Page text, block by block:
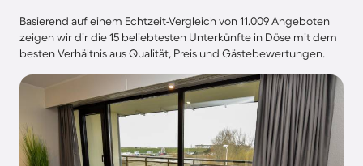
Basierend auf einem Echtzeit-Vergleich von 11.009 Angeboten
zeigen wir dir die 15 beliebtesten Unterkünfte in Döse mit dem
besten Verhältnis aus Qualität, Preis und Gästebewertungen.